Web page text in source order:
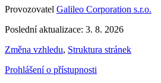
Provozovatel Galileo Corporation s.r.o.
Poslední aktualizace: 3. 8. 2026
Změna vzhledu, Struktura stránek
Prohlášení o přístupnosti